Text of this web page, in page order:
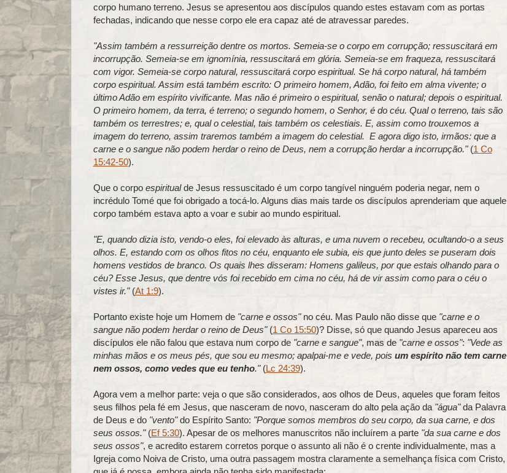
corpo humano terreno. Jesus se apresentou aos discípulos quando estes estavam com as portas
fechadas, indicando que nesse corpo ele era capaz até de atravessar paredes.
"Assim também a ressurreição dentre os mortos. Semeia-se o corpo em corrupção; ressuscitará em
incorrupção. Semeia-se em ignomínia, ressuscitará em glória. Semeia-se em fraqueza, ressuscitará
com vigor. Semeia-se corpo natural, ressuscitará corpo espiritual. Se há corpo natural, há também
corpo espiritual. Assim está também escrito: O primeiro homem, Adão, foi feito em alma vivente; o
último Adão em espírito vivificante. Mas não é primeiro o espiritual, senão o natural; depois o espiritual.
O primeiro homem, da terra, é terreno; o segundo homem, o Senhor, é do céu. Qual o terreno, tais são
também os terrestres; e, qual o celestial, tais também os celestiais. E, assim como trouxemos a
imagem do terreno, assim traremos também a imagem do celestial. E agora digo isto, irmãos: que a
carne e o sangue não podem herdar o reino de Deus, nem a corrupção herdar a incorrupção." (1 Co
15:42-50).
Que o corpo espiritualde Jesus ressuscitado é um corpo tangível ninguém poderia negar, nem o
incrédulo Tomé que foi obrigado a tocá-lo. Alguns dias mais tarde os discípulos aprenderiam que aquele
corpo também estava apto a voar e subir ao mundo espiritual.
"E, quando dizia isto, vendo-o eles, foi elevado às alturas, e uma nuvem o recebeu, ocultando-o a seus
olhos. E, estando com os olhos fitos no céu, enquanto ele subia, eis que junto deles se puseram dois
homens vestidos de branco. Os quais lhes disseram: Homens galileus, por que estais olhando para o
céu? Esse Jesus, que dentre vós foi recebido em cima no céu, há de vir assim como para o céu o
vistes ir."(At 1:9).
Portanto existe hoje um Homem de "carne e ossos"no céu. Mas Paulo não disse que "carne e o
sangue não podem herdar o reino de Deus"(1 Co 15:50)? Disse, só que quando Jesus apareceu aos
discípulos ele não falou que estava num corpo de "carne e sangue", mas de "carne e ossos": "Vede as
minhas mãos e os meus pés, que sou eu mesmo; apalpai-me e vede, pois um espírito não tem carne
nem ossos, como vedes que eu tenho." (Lc 24:39).
Agora vem a melhor parte: veja o que são considerados, aos olhos de Deus, aqueles que foram feitos
seus filhos pela fé em Jesus, que nasceram de novo, nasceram do alto pela ação da "água"da Palavra
de Deus e do "vento"do Espírito Santo: "Porque somos membros do seu corpo, da sua carne, e dos
seus ossos." (Ef 5:30). Apesar de os melhores manuscritos não incluírem a parte "da sua carne e dos
seus ossos", e acredito estarem corretos porque o assunto ali não é o crente individualmente, mas a
Igreja como Noiva de Cristo, uma outra passagem mostra claramente a semelhança física com Cristo,